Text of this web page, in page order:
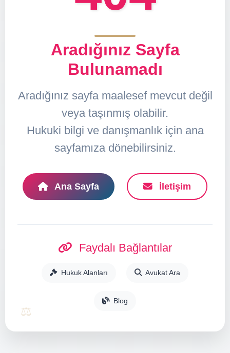
Aradığınız Sayfa
Bulunamadı
Aradığınız sayfa maalesef mevcut değil
veya taşınmış olabilir.
Hukuki bilgi ve danışmanlık için ana
sayfamıza dönebilirsiniz.
Ana Sayfa İletişim
Faydalı Bağlantılar
Hukuk Alanları Avukat Ara
Blog